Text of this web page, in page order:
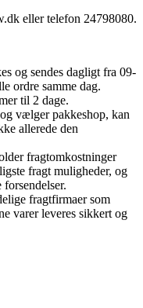
eller telefon 24798080.
og sendes dagligt fra 09-
ordre samme dag.
til 2 dage.
vælger pakkeshop, kan
allerede den
fragtomkostninger
fragt muligheder, og
fragtfirmaer som
varer leveres sikkert og